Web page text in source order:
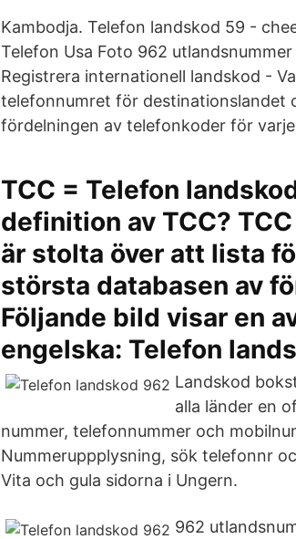
Kambodja. Telefon landskod 59 -
Telefon Usa Foto 962
Registrera internationell landskod -
telefonnumret för destinationslandet
fördelningen av telefonkoder för
TCC = Telefon
definition av TCC?
är stolta över att lista
största databasen av
Följande bild visar en
engelska: Telefon
Landskod
alla länder en
nummer, telefonnummer och
Nummeruppplysning, sök telefonnr
Vita och gula sidorna i Ungern.
962